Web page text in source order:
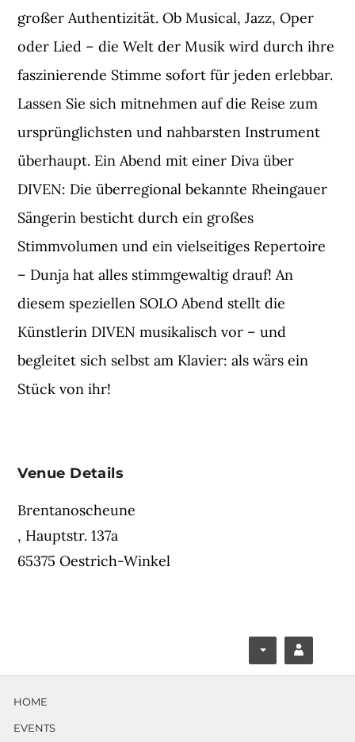
großer Authentizität. Ob Musical, Jazz, Oper
oder Lied – die Welt der Musik wird durch ihre
faszinierende Stimme sofort für jeden erlebbar.
Lassen Sie sich mitnehmen auf die Reise zum
ursprünglichsten und nahbarsten Instrument
überhaupt. Ein Abend mit einer Diva über
DIVEN: Die überregional bekannte Rheingauer
Sängerin besticht durch ein großes
Stimmvolumen und ein vielseitiges Repertoire
– Dunja hat alles stimmgewaltig drauf! An
diesem speziellen SOLO Abend stellt die
Künstlerin DIVEN musikalisch vor – und
begleitet sich selbst am Klavier: als wärs ein
Stück von ihr!
Venue Details
Brentanoscheune
, Hauptstr. 137a
65375 Oestrich-Winkel
ace
ouT
HOME
EVENTS